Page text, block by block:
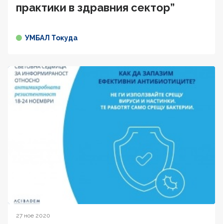
практики в здравния сектор”
УМБАЛ Токуда
27 ное 2020